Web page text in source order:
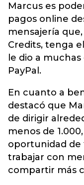
Marcus es
pagos online
mensajería
Credits, tenga
le dio a
PayPal.
En cuanto a
destacó que
de dirigir
menos de
oportunidad de
trabajar con
compartir más